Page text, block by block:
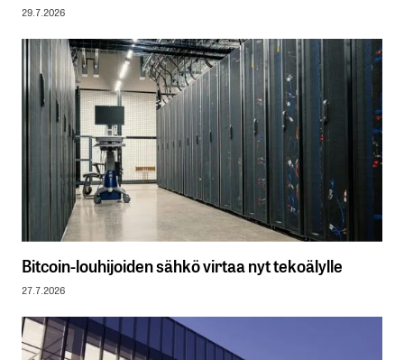
29.7.2026
Bitcoin-louhijoiden sähkö virtaa nyt tekoälylle
27.7.2026